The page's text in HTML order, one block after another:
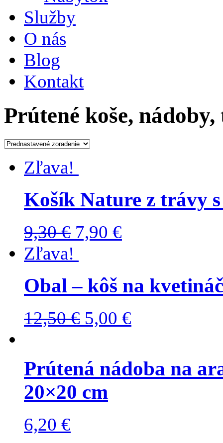
Služby
O nás
Blog
Kontakt
Prútené koše,
Zľava!
Košík Nature z trávy
9,30€ 7,90 €
Zľava!
Obal – kôš na
12,50€ 5,00 €
Prútená nádoba na
20×20 cm
6,20 €